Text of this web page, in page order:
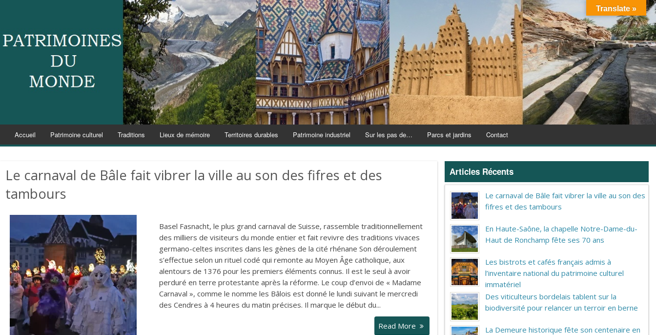
Accueil Patrimoine culturel Traditions Lieux de mémoire Territoires durables Patrimoine industriel Sur les pas de… Parcs et jardins Contact
Le carnaval de Bâle fait vibrer la ville au son des fifres et des
tambours
Basel Fasnacht, le plus grand carnaval de Suisse, rassemble traditionnellement
des milliers de visiteurs du monde entier et fait revivre des traditions vivaces
germano-celtes inscrites dans les gènes de la cité rhénane Son déroulement
s’effectue selon un rituel codé qui remonte au Moyen Âge catholique, aux
alentours de 1376 pour les premiers éléments connus. Il est le seul à avoir
perduré en terre protestante après la réforme. Le coup d’envoi de « Madame
Carnaval », comme le nomme les Bâlois est donné le lundi suivant le mercredi
des Cendres à 4 heures du matin précises. Il marque le début du...
Read More
Articles Récents
Le carnaval de Bâle fait vibrer la ville au son des
fifres et des tambours
En Haute-Saône, la chapelle Notre-Dame-du-
Haut de Ronchamp fête ses 70 ans
Les bistrots et cafés français admis à
l’inventaire national du patrimoine culturel
immatériel
Des viticulteurs bordelais tablent sur la
biodiversité pour relancer un terroir en berne
La Demeure historique fête son centenaire en
Translate »